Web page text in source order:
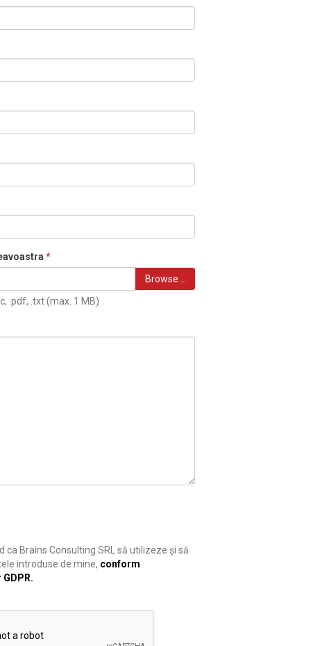
*
Browse …
.pdf, .txt (max. 1 MB)
ca Brains Consulting SRL să utilizeze și să
introduse de mine, conform